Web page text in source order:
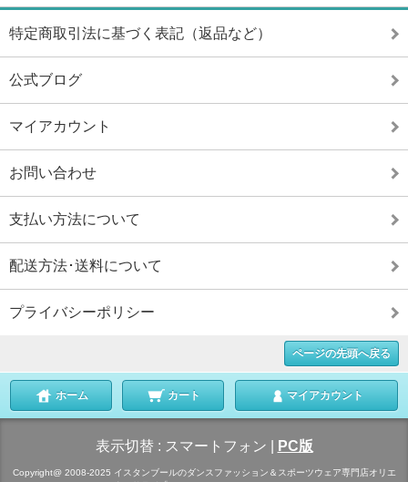
特定商取引法に基づく表記（返品など）
公式ブログ
マイアカウント
お問い合わせ
支払い方法について
配送方法･送料について
プライバシーポリシー
ページの先頭へ戻る
ホーム カート マイアカウント
表示切替 : スマートフォン PC版
Copyright@ 2008-2025 イスタンブールのダンスファッション＆スポーツウェア専門店オリエ